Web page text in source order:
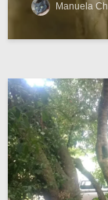
Manuela